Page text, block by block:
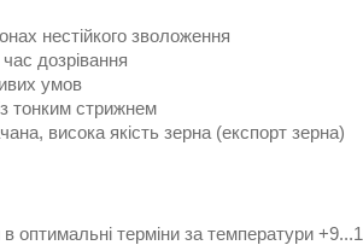
нестійкого зволоження
дозрівання
умов
тонким стрижнем
висока якість зерна (експорт зерна)
оптимальні терміни за температури